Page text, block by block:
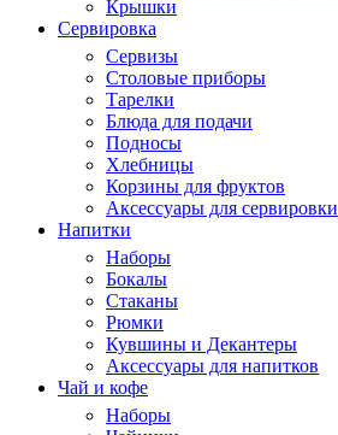
Крышки
Сервировка
Сервизы
Столовые приборы
Тарелки
Блюда для подачи
Подносы
Хлебницы
Корзины для фруктов
Аксессуары для сервировки
Напитки
Наборы
Бокалы
Стаканы
Рюмки
Кувшины и Декантеры
Аксессуары для напитков
Чай и кофе
Наборы